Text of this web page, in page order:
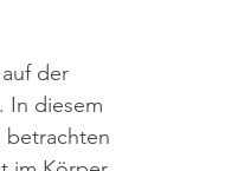
der
In diesem
betrachten